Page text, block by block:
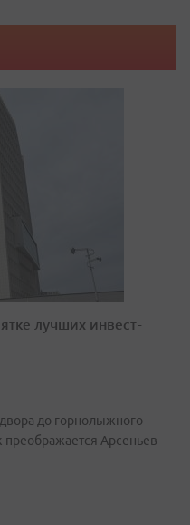
лучших инвест-
до горнолыжного
преображается Арсеньев